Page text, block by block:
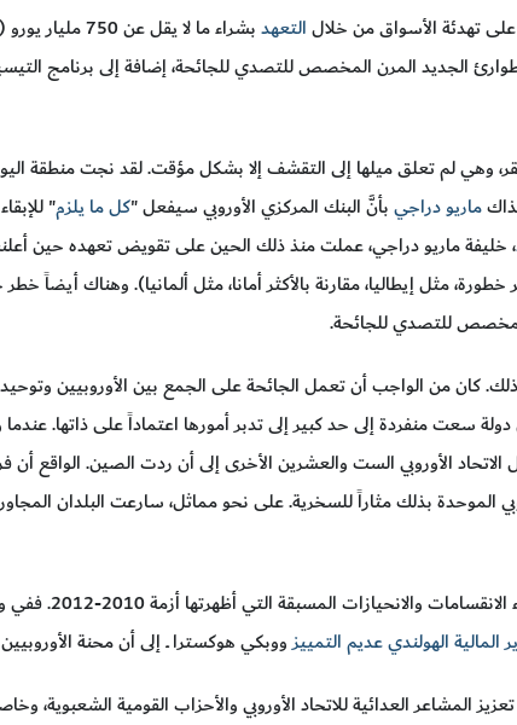
على تهدئة الأسواق من خلالالتعهد
الجديد المرن المخصص للتصدي للجائحة، إضافة إلى برنامج
ماريو دراجيبأنَّ البنك المركزي الأوروبي سيفعل "كل ما يلزم"
، خليفة ماريو دراجي، عملت منذ ذلك الحين على تقويض تعهده حين
خطورة، مثل إيطاليا، مقارنة بالأكثر أمانا، مثل ألمانيا). وهناك أيضاً
للتصدي للجائحة.
كان من الواجب أن تعمل الجائحة على الجمع بين الأوروبيين
سعت منفردة إلى حد كبير إلى تدبر أمورها اعتماداً على ذاتها. عندما
الأوروبي الست والعشرين الأخرى إلى أن ردت الصين. الواقع أن
الموحدة بذلك مثاراً للسخرية. على نحو مماثل، سارعت البلدان
الأسوأ من هذا أن
المالية الهولندي عديم التمييزووبكي هوكسترا ــ إلى أن محنة
العدائية للاتحاد الأوروبي والأحزاب القومية الشعبوية،